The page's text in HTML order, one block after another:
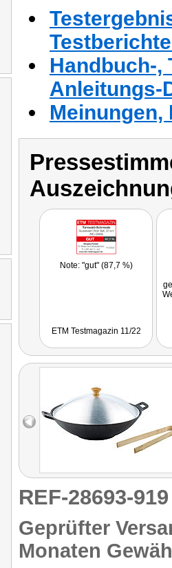
Handbuch-,
Anleitungs-
Note: "gut" (87,7 %)
ETM Testmagazin 11/22
REF-28693-
Geprüfter
Monaten